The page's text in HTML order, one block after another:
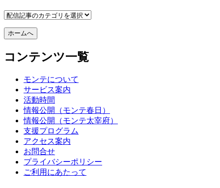
コンテンツ一覧
モンテについて
サービス案内
活動時間
情報公開（モンテ春日）
情報公開（モンテ太宰府）
支援プログラム
アクセス案内
お問合せ
プライバシーポリシー
ご利用にあたって